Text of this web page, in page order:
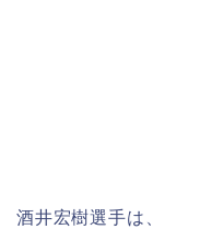
酒井宏樹選手は、